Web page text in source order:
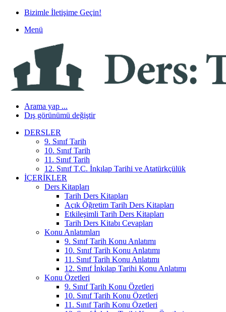
Bizimle İletişime Geçin!
Menü
Arama yap ...
Dış görünümü değiştir
DERSLER
9. Sınıf Tarih
10. Sınıf Tarih
11. Sınıf Tarih
12. Sınıf T.C. İnkılap Tarihi ve Atatürkçülük
İÇERIKLER
Ders Kitapları
Tarih Ders Kitapları
Açık Öğretim Tarih Ders Kitapları
Etkileşimli Tarih Ders Kitapları
Tarih Ders Kitabı Cevapları
Konu Anlatımları
9. Sınıf Tarih Konu Anlatımı
10. Sınıf Tarih Konu Anlatımı
11. Sınıf Tarih Konu Anlatımı
12. Sınıf İnkılap Tarihi Konu Anlatımı
Konu Özetleri
9. Sınıf Tarih Konu Özetleri
10. Sınıf Tarih Konu Özetleri
11. Sınıf Tarih Konu Özetleri